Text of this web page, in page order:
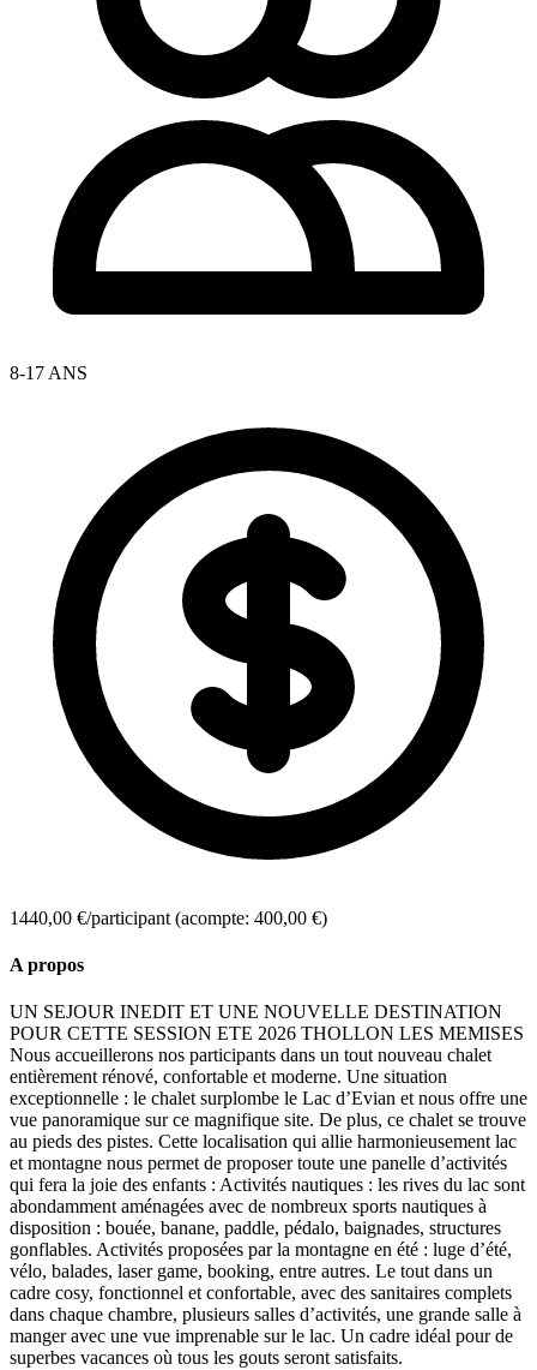
8-17 ANS
1440,00 €/participant (acompte: 400,00 €)
A propos
UN SEJOUR INEDIT ET UNE NOUVELLE DESTINATION
POUR CETTE SESSION ETE 2026 THOLLON LES MEMISES
Nous accueillerons nos participants dans un tout nouveau chalet
entièrement rénové, confortable et moderne. Une situation
exceptionnelle : le chalet surplombe le Lac d’Evian et nous offre une
vue panoramique sur ce magnifique site. De plus, ce chalet se trouve
au pieds des pistes. Cette localisation qui allie harmonieusement lac
et montagne nous permet de proposer toute une panelle d’activités
qui fera la joie des enfants : Activités nautiques : les rives du lac sont
abondamment aménagées avec de nombreux sports nautiques à
disposition : bouée, banane, paddle, pédalo, baignades, structures
gonflables. Activités proposées par la montagne en été : luge d’été,
vélo, balades, laser game, booking, entre autres. Le tout dans un
cadre cosy, fonctionnel et confortable, avec des sanitaires complets
dans chaque chambre, plusieurs salles d’activités, une grande salle à
manger avec une vue imprenable sur le lac. Un cadre idéal pour de
superbes vacances où tous les gouts seront satisfaits.